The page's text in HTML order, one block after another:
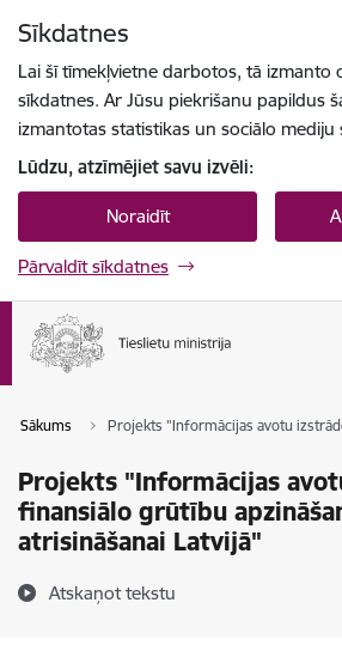
Sīkdatnes
Lai šī tīmekļvietne darbotos, tā izmanto
sīkdatnes. Ar Jūsu piekrišanu papildus
izmantotas statistikas un sociālo mediju
Lūdzu, atzīmējiet savu izvēli:
Noraidīt
Pārvaldīt sīkdatnes
Sākums Projekts "Informācijas avotu
Projekts "Informācijas
finansiālo grūtību
atrisināšanai Latvijā"
Atskaņot tekstu